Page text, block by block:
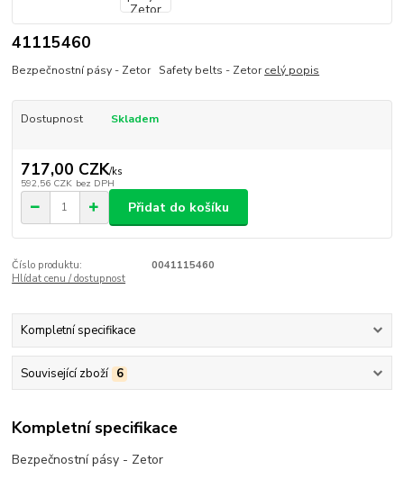
41115460
Bezpečnostní pásy - Zetor Safety belts - Zetorcelý popis
Dostupnost Skladem
717,00 CZK/ks
592,56 CZK bez DPH
Přidat do košíku
Číslo produktu:
0041115460
Hlídat cenu / dostupnost
Kompletní specifikace
Související zboží 6
Kompletní specifikace
Bezpečnostní pásy - Zetor